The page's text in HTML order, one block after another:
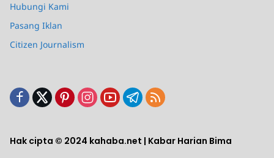
Hubungi Kami
Pasang Iklan
Citizen Journalism
Hak cipta © 2024 kahaba.net | Kabar Harian Bima